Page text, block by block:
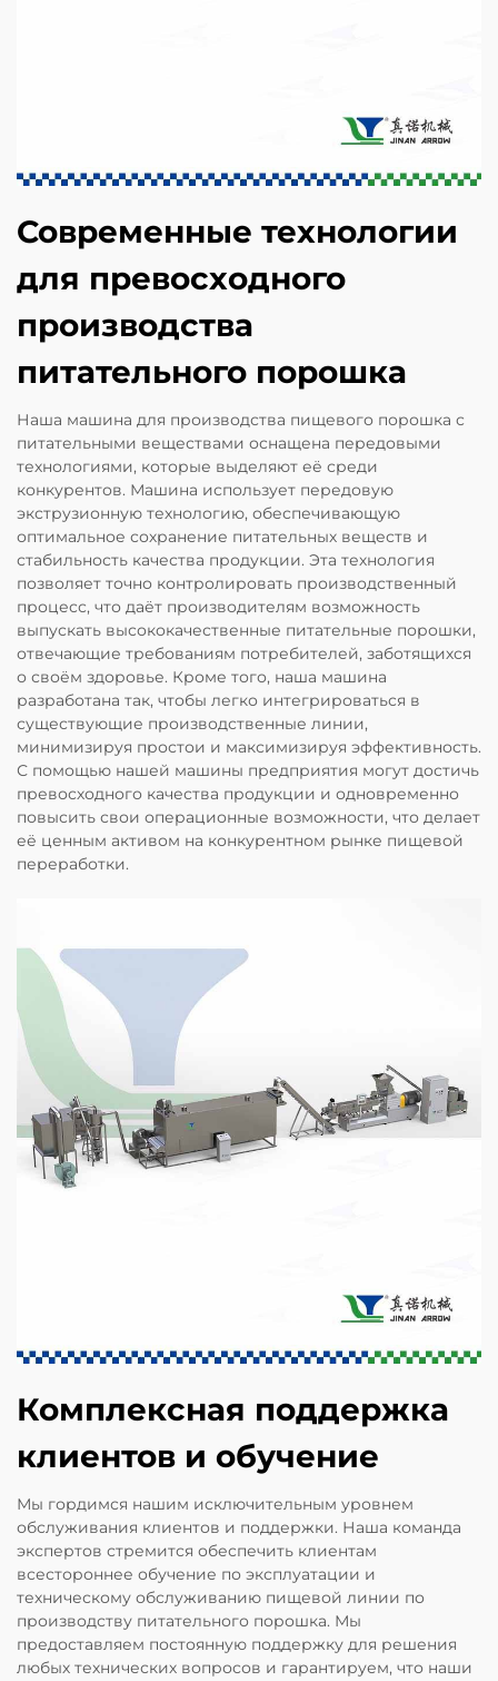
Современные технологии
для превосходного
производства
питательного порошка
Наша машина для производства пищевого порошка с
питательными веществами оснащена передовыми
технологиями, которые выделяют её среди
конкурентов. Машина использует передовую
экструзионную технологию, обеспечивающую
оптимальное сохранение питательных веществ и
стабильность качества продукции. Эта технология
позволяет точно контролировать производственный
процесс, что даёт производителям возможность
выпускать высококачественные питательные порошки,
отвечающие требованиям потребителей, заботящихся
о своём здоровье. Кроме того, наша машина
разработана так, чтобы легко интегрироваться в
существующие производственные линии,
минимизируя простои и максимизируя эффективность.
С помощью нашей машины предприятия могут достичь
превосходного качества продукции и одновременно
повысить свои операционные возможности, что делает
её ценным активом на конкурентном рынке пищевой
переработки.
Комплексная поддержка
клиентов и обучение
Мы гордимся нашим исключительным уровнем
обслуживания клиентов и поддержки. Наша команда
экспертов стремится обеспечить клиентам
всестороннее обучение по эксплуатации и
техническому обслуживанию пищевой линии по
производству питательного порошка. Мы
предоставляем постоянную поддержку для решения
любых технических вопросов и гарантируем, что наши